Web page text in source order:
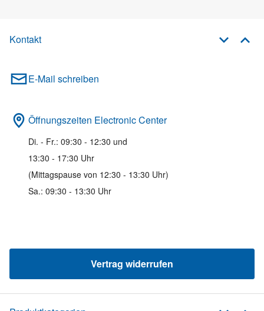
Kontakt
E-Mail schreiben
Öffnungszeiten Electronic Center
Di. - Fr.: 09:30 - 12:30 und
13:30 - 17:30 Uhr
(Mittagspause von 12:30 - 13:30 Uhr)
Sa.: 09:30 - 13:30 Uhr
Vertrag widerrufen